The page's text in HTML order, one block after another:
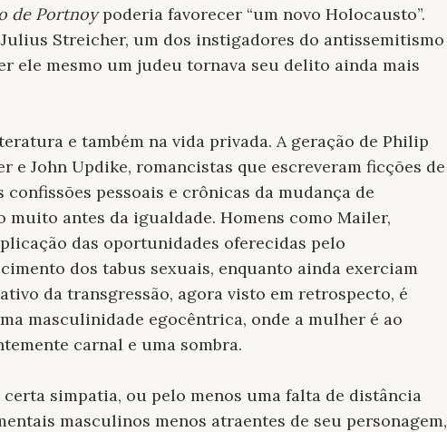
de Portnoypoderia favorecer “um novo Holocausto”.
Streicher, um dos instigadores do antissemitismo
ele mesmo um judeu tornava seu delito ainda mais
e também na vida privada. A geração de Philip
e John Updike, romancistas que escreveram ficções de
pessoais e crônicas da mudança de
muito antes da igualdade. Homens como Mailer,
das oportunidades oferecidas pelo
dos tabus sexuais, enquanto ainda exerciam
da transgressão, agora visto em retrospecto, é
masculinidade egocêntrica, onde a mulher é ao
carnal e uma sombra.
simpatia, ou pelo menos uma falta de distância
masculinos menos atraentes de seu personagem,